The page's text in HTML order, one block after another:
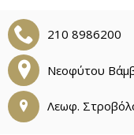
210 8986200
Νεοφύτου
Λεωφ.